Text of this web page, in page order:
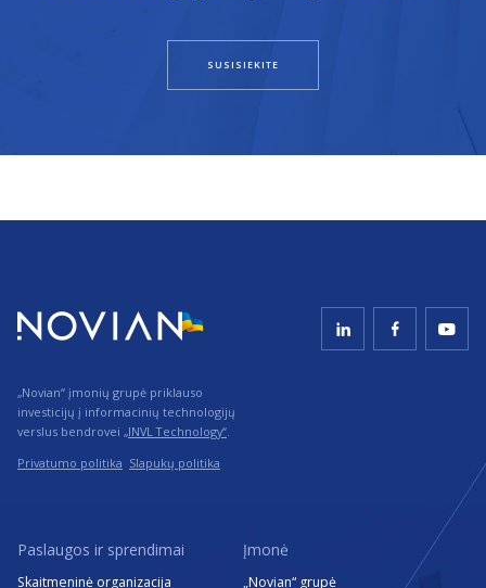
SUSISIEKITE
„Novian“ įmonių grupė priklauso
investicijų į informacinių technologijų
verslus bendrovei „INVL Technology“.
Privatumo politika Slapukų politika
Paslaugos ir sprendimai
Skaitmeninė organizacija
Įmonė
„Novian“ grupė